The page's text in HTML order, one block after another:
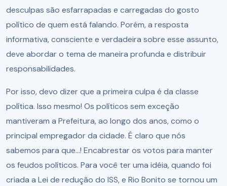
desculpas são esfarrapadas e carregadas do gosto
político de quem está falando. Porém, a resposta
informativa, consciente e verdadeira sobre esse assunto,
deve abordar o tema de maneira profunda e distribuir
responsabilidades.
Por isso, devo dizer que a primeira culpa é da classe
política. Isso mesmo! Os políticos sem exceção
mantiveram a Prefeitura, ao longo dos anos, como o
principal empregador da cidade. É claro que nós
sabemos para que...! Encabrestar os votos para manter
os feudos políticos. Para você ter uma idéia, quando foi
criada a Lei de redução do ISS, e Rio Bonito se tornou um